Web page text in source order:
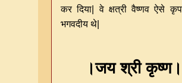
कर दिया |वे क्षत्री वैष्णव ऐसे
भगवदीय थे
।जय श्री कृष्ण।